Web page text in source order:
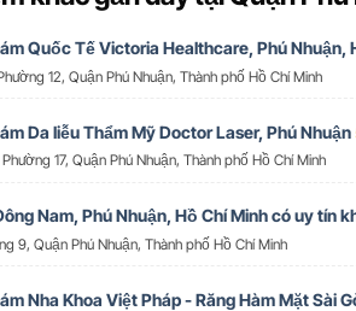
Quốc Tế Victoria Healthcare, Phú Nhuận,
12, Quận Phú Nhuận, Thành phố Hồ Chí Minh
Da liễu Thẩm Mỹ Doctor Laser, Phú Nhuận
17, Quận Phú Nhuận, Thành phố Hồ Chí Minh
Nam, Phú Nhuận, Hồ Chí Minh có uy tín
9, Quận Phú Nhuận, Thành phố Hồ Chí Minh
Nha Khoa Việt Pháp - Răng Hàm Mặt Sài